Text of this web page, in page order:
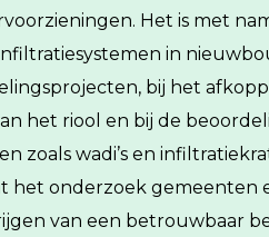
Het is met
in
bij het
het riool en bij de
zoals wadi’s en
het onderzoek gemeenten
van een betrouwbaar